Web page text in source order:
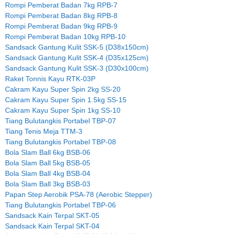
Rompi Pemberat Badan 7kg RPB-7
Rompi Pemberat Badan 8kg RPB-8
Rompi Pemberat Badan 9kg RPB-9
Rompi Pemberat Badan 10kg RPB-10
Sandsack Gantung Kulit SSK-5 (D38x150cm)
Sandsack Gantung Kulit SSK-4 (D35x125cm)
Sandsack Gantung Kulit SSK-3 (D30x100cm)
Raket Tonnis Kayu RTK-03P
Cakram Kayu Super Spin 2kg SS-20
Cakram Kayu Super Spin 1.5kg SS-15
Cakram Kayu Super Spin 1kg SS-10
Tiang Bulutangkis Portabel TBP-07
Tiang Tenis Meja TTM-3
Tiang Bulutangkis Portabel TBP-08
Bola Slam Ball 6kg BSB-06
Bola Slam Ball 5kg BSB-05
Bola Slam Ball 4kg BSB-04
Bola Slam Ball 3kg BSB-03
Papan Step Aerobik PSA-78 (Aerobic Stepper)
Tiang Bulutangkis Portabel TBP-06
Sandsack Kain Terpal SKT-05
Sandsack Kain Terpal SKT-04